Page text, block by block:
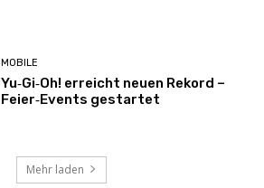
MOBILE
Yu‑Gi‑Oh! erreicht neuen Rekord –
Feier‑Events gestartet
Mehr laden